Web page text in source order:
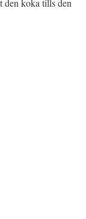
den koka tills den